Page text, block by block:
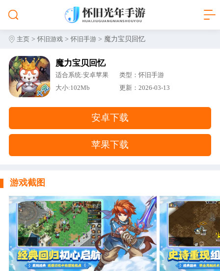
主页 >怀旧游戏 >怀旧手游 > 魔力宝贝回忆
魔力宝贝回忆
适合系统:安卓苹果
类型：怀旧手游
大小:102Mb
更新：2026-03-13
安卓下载
苹果下载
游戏截图